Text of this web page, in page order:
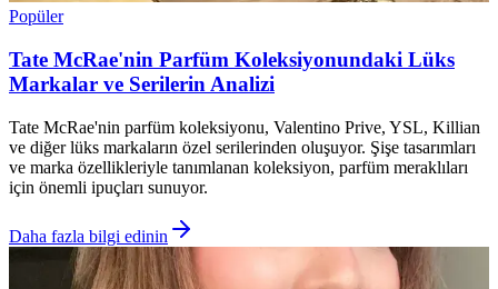
Popüler
Tate McRae'nin Parfüm Koleksiyonundaki Lüks
Markalar ve Serilerin Analizi
Tate McRae'nin parfüm koleksiyonu, Valentino Prive, YSL, Killian
ve diğer lüks markaların özel serilerinden oluşuyor. Şişe tasarımları
ve marka özellikleriyle tanımlanan koleksiyon, parfüm meraklıları
için önemli ipuçları sunuyor.
Daha fazla bilgi edinin